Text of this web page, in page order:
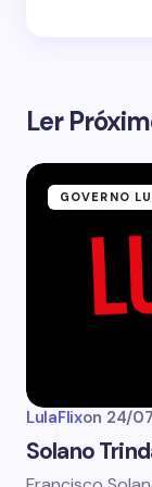
Ler
GOVERNO
LulaFlixon 24/
Solano